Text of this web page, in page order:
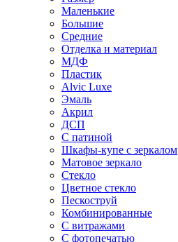
Маленькие
Большие
Средние
Отделка и материал
МДФ
Пластик
Alvic Luxe
Эмаль
Акрил
ДСП
С патиной
Шкафы-купе с зеркалом
Матовое зеркало
Стекло
Цветное стекло
Пескоструй
Комбинированные
С витражами
С фотопечатью